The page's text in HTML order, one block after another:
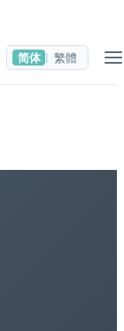
简体 繁體